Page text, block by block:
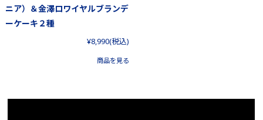
ニア）＆金澤ロワイヤルブランデ
ーケーキ２種
¥8,990(税込)
商品を見る